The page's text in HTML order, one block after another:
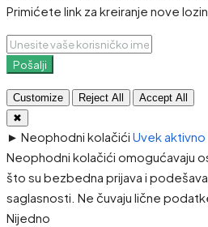
Primićete link za kreiranje nove
Pošalji
Customize Reject All
Accept All
✖
► Neophodni kolačići Uvek aktivno
Neophodni kolačići omogućavaju
što su bezbedna prijava i
saglasnosti. Ne čuvaju lične
Nijedno